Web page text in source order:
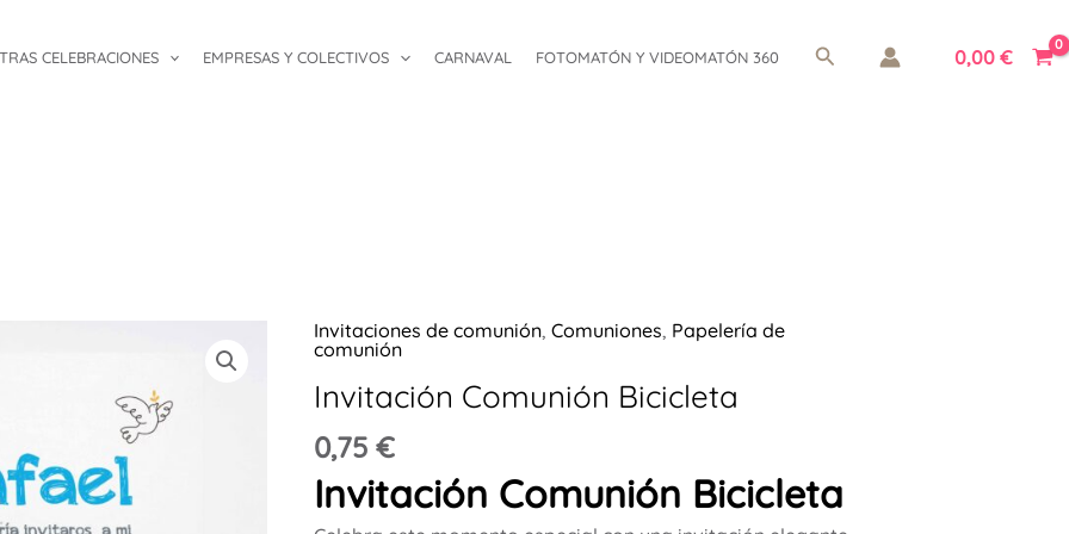
CELEBRACIONES EMPRESAS Y COLECTIVOS CARNAVAL FOTOMATÓN Y VIDEOMATÓN 360 Buscar 0,00 €
Invitaciones de comunión,Comuniones, Papelería de
comunión
Invitación Comunión Bicicleta
0,75€
Invitación Comunión Bicicleta
Invitación
Bicicleta
cantidad